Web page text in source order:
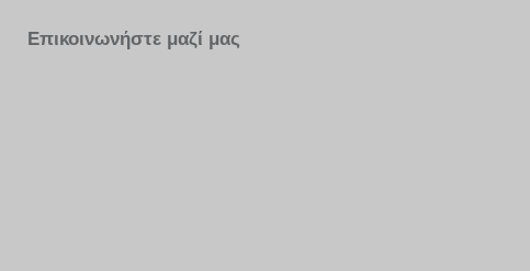
Επικοινωνήστε μαζί μας